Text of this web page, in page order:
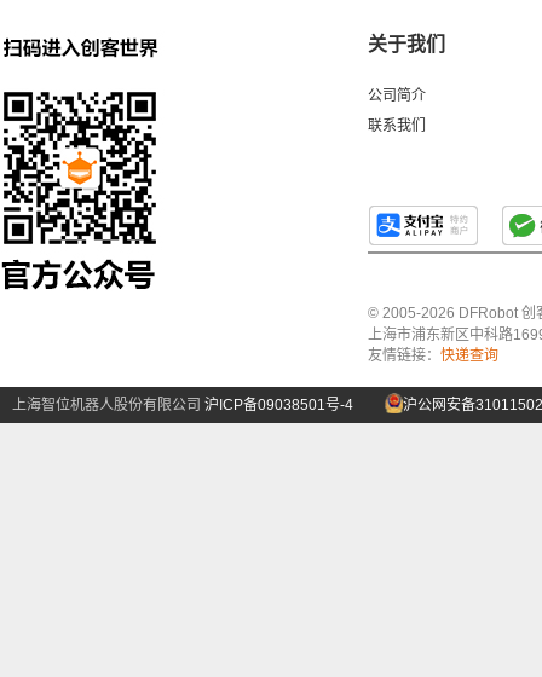
关于我们
公司简介
联系我们
© 2005-2026 DFRobot 创
上海市浦东新区中科路
友情链接： 快递查询
上海智位机器人股份有限公司 沪ICP备09038501号-4 沪公网安备